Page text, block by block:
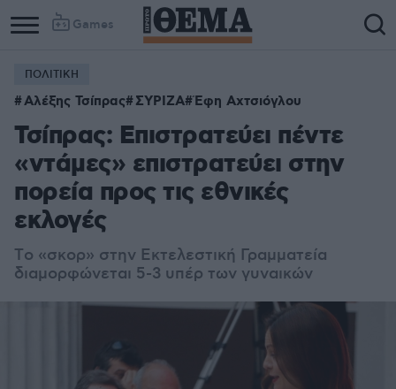
Games
ΠΟΛΙΤΙΚΗ
Αλέξης Τσίπρας ΣΥΡΙΖΑ Έφη Αχτσιόγλου
Τσίπρας: Επιστρατεύει πέντε
«ντάμες» επιστρατεύει στην
πορεία προς τις εθνικές
εκλογές
Tο «σκορ» στην Εκτελεστική Γραμματεία
διαμορφώνεται 5-3 υπέρ των γυναικών